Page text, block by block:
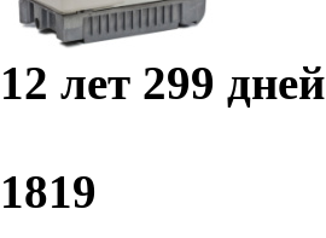
12 лет 299 дней
1819